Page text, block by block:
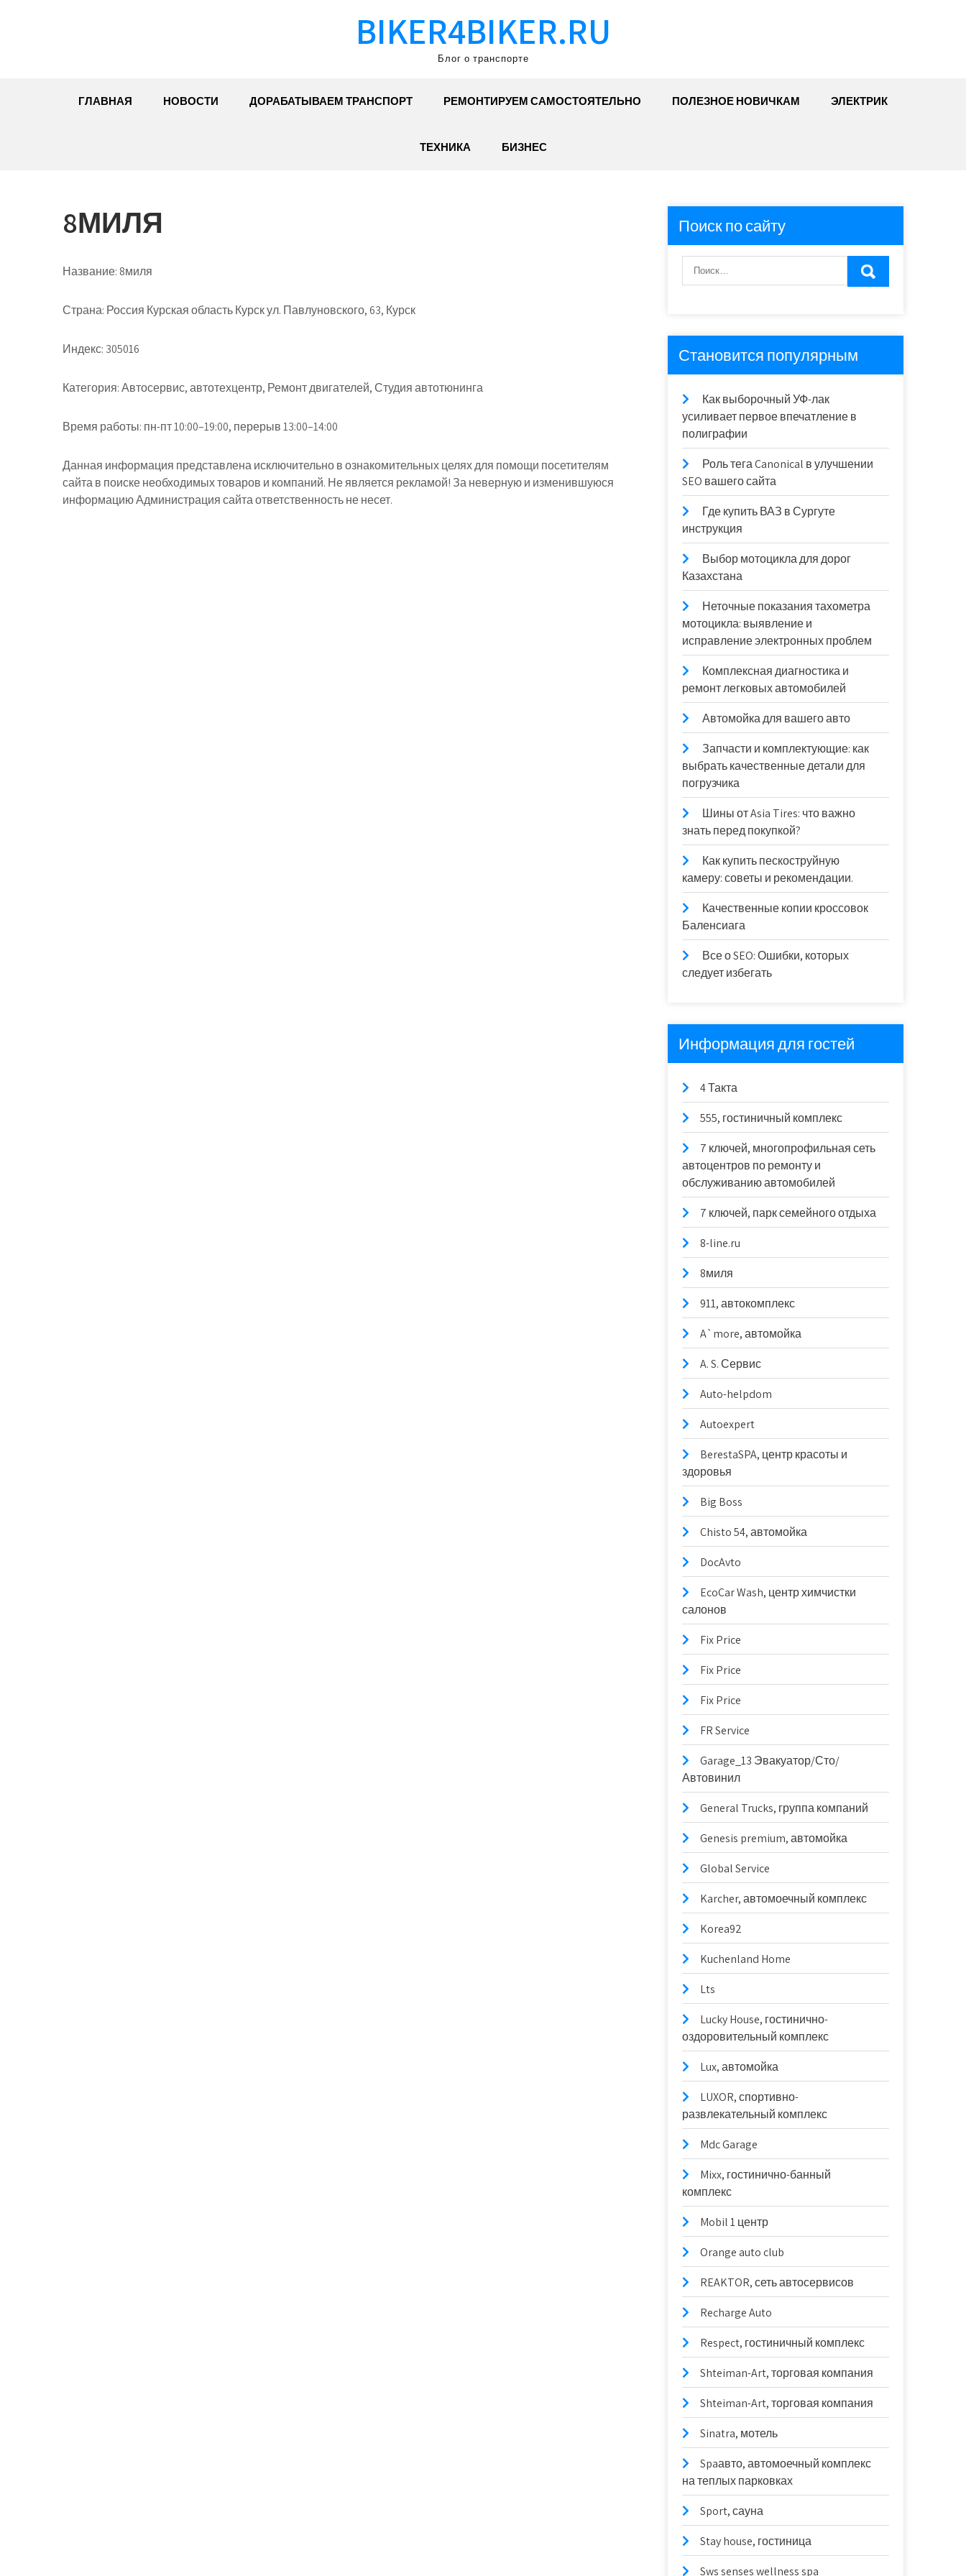
BIKER4BIKER.RU
Блог о транспорте
ГЛАВНАЯ НОВОСТИ ДОРАБАТЫВАЕМ ТРАНСПОРТ РЕМОНТИРУЕМ САМОСТОЯТЕЛЬНО ПОЛЕЗНОЕ НОВИЧКАМ ЭЛЕКТРИК
ТЕХНИКА БИЗНЕС
8МИЛЯ
Название:8миля
Страна: Россия Курская область Курск ул. Павлуновского, 63, Курск
Индекс: 305016
Категория:Автосервис, автотехцентр, Ремонт двигателей, Студия автотюнинга
Время работы: пн-пт 10:00–19:00, перерыв 13:00–14:00
Данная информация представлена исключительно в ознакомительных целях для помощи посетителям
сайта в поиске необходимых товаров и компаний. Не является рекламой! За неверную и изменившуюся
информацию Администрация сайта ответственность не несет.
Поиск по сайту
Становится популярным
Как выборочный УФ-лак
усиливает первое впечатление в
полиграфии
Роль тега Canonical в улучшении
SEO вашего сайта
Где купить ВАЗ в Сургуте
инструкция
Выбор мотоцикла для дорог
Казахстана
Неточные показания тахометра
мотоцикла: выявление и
исправление электронных проблем
Комплексная диагностика и
ремонт легковых автомобилей
Автомойка для вашего авто
Запчасти и комплектующие: как
выбрать качественные детали для
погрузчика
Шины от Asia Tires: что важно
знать перед покупкой?
Как купить пескоструйную
камеру: советы и рекомендации.
Качественные копии кроссовок
Баленсиага
Все о SEO: Ошибки, которых
следует избегать
Информация для гостей
4 Такта
555, гостиничный комплекс
7 ключей, многопрофильная сеть
автоцентров по ремонту и
обслуживанию автомобилей
7 ключей, парк семейного отдыха
8-line.ru
8миля
911, автокомплекс
A`more, автомойка
A. S. Сервис
Auto-helpdom
Autoexpert
BerestaSPA, центр красоты и
здоровья
Big Boss
Chisto 54, автомойка
DocAvto
EcoCar Wash, центр химчистки
салонов
Fix Price
Fix Price
Fix Price
FR Service
Garage_13 Эвакуатор/Сто/
Автовинил
General Trucks, группа компаний
Genesis premium, автомойка
Global Service
Karcher, автомоечный комплекс
Korea92
Kuchenland Home
Lts
Lucky House, гостинично-
оздоровительный комплекс
Lux, автомойка
LUXOR, спортивно-
развлекательный комплекс
Mdc Garage
Mixx, гостинично-банный
комплекс
Mobil 1 центр
Orange auto club
REAKTOR, сеть автосервисов
Recharge Auto
Respect, гостиничный комплекс
Shteiman-Art, торговая компания
Shteiman-Art, торговая компания
Sinatra, мотель
Spaавто, автомоечный комплекс
на теплых парковках
Sport, сауна
Stay house, гостиница
Sws senses wellness spa